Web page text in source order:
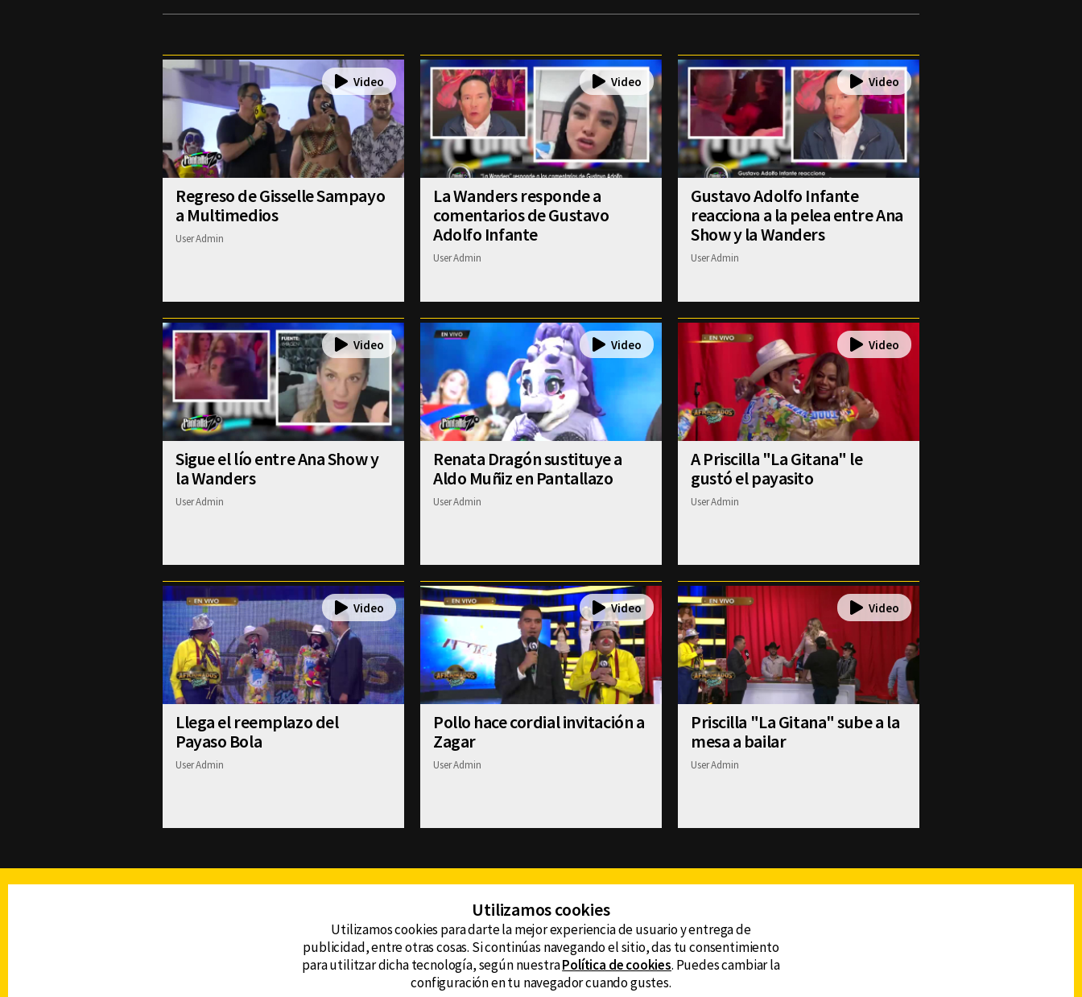
Regreso de Gisselle Sampayo
a Multimedios
User Admin
La Wanders responde a
comentarios de Gustavo
Adolfo Infante
User Admin
Gustavo Adolfo Infante
reacciona a la pelea entre Ana
Show y la Wanders
User Admin
Sigue el lío entre Ana Show y
la Wanders
User Admin
Renata Dragón sustituye a
Aldo Muñiz en Pantallazo
User Admin
A Priscilla "La Gitana" le
gustó el payasito
User Admin
Llega el reemplazo del
Payaso Bola
User Admin
Pollo hace cordial invitación a
Zagar
User Admin
Priscilla "La Gitana" sube a la
mesa a bailar
User Admin
DERECHOS RESERVADOS © CANAL 6 2026
Prohibida la reproducción total o parcial, incluyendo
CONTACTO
AVISO DE PRIVACIDAD
AVISO LEGAL
Utilizamos cookies
Utilizamos cookies para darte la mejor experiencia de usuario y entrega de
publicidad, entre otras cosas. Si continúas navegando el sitio, das tu consentimiento
para utilitzar dicha tecnología, según nuestraPolítica de cookies. Puedes cambiar la
configuración en tu navegador cuando gustes.